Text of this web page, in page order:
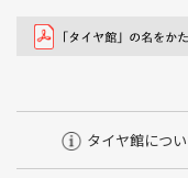
タイヤ館につ